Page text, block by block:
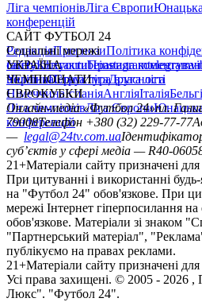
Ліга чемпіонівЛіга Європи
конференцій
САЙТ ФУТБОЛ 24
РедакціяПрогнозиПолітика
сайтуКонтактиПравила
політикаСтруктура власності
Соціальні мережі
facebookxyoutubeinstagramtelegram
УКРАЇНА
УкраїнаПерша лігаДруга ліга
ЧЕМПІОНАТИ
НімеччинаІспаніяАнгліяІталія
ЄВРОКУБКИ
Ліга чемпіонівЛіга Європи
конференцій
Онлайн-медіа «Футбол 24»пл.
79008Телефон +380 (32) 229-77-77
— legal@24tv.com.ua
суб’єктів у сфері медіа — R40-
21+Матеріали сайту призначені
При цитуванні і використанні
на "Футбол 24" обов'язкове. При
мережі Інтернет гіперпосилання на
обов'язкове. Матеріали зі знаком
"Партнерський матеріал",
публікуємо на правах реклами.
21+Матеріали сайту призначені
Усi права захищенi. © 2005 - 2026 ,
Люкс". "Футбол 24".